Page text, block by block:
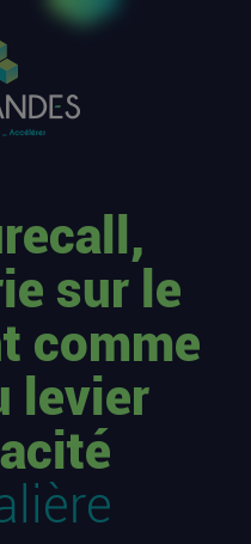
sur le
comme
levier